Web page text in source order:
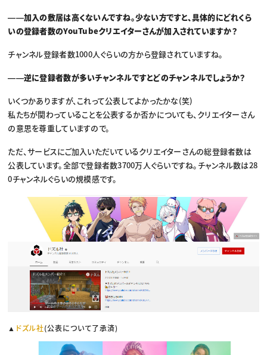
――加入の敷居は高くないんですね。少ない方ですと、具体的にどれくら
いの登録者数のYouTubeクリエイターさんが加入されていますか？
チャンネル登録者数1000人ぐらいの方から登録されていますね。
――逆に登録者数が多いチャンネルですとどのチャンネルでしょうか？
いくつかありますが、これって公表してよかったかな(笑)
私たちが関わっていることを公表するか否かについても、クリエイターさん
の意思を尊重していますので。
ただ、サービスにご加入いただいているクリエイターさんの総登録者数は
公表しています。全部で登録者数3700万人ぐらいですね。チャンネル数は28
0チャンネルぐらいの規模感です。
▲ ドズル社(公表について了承済)